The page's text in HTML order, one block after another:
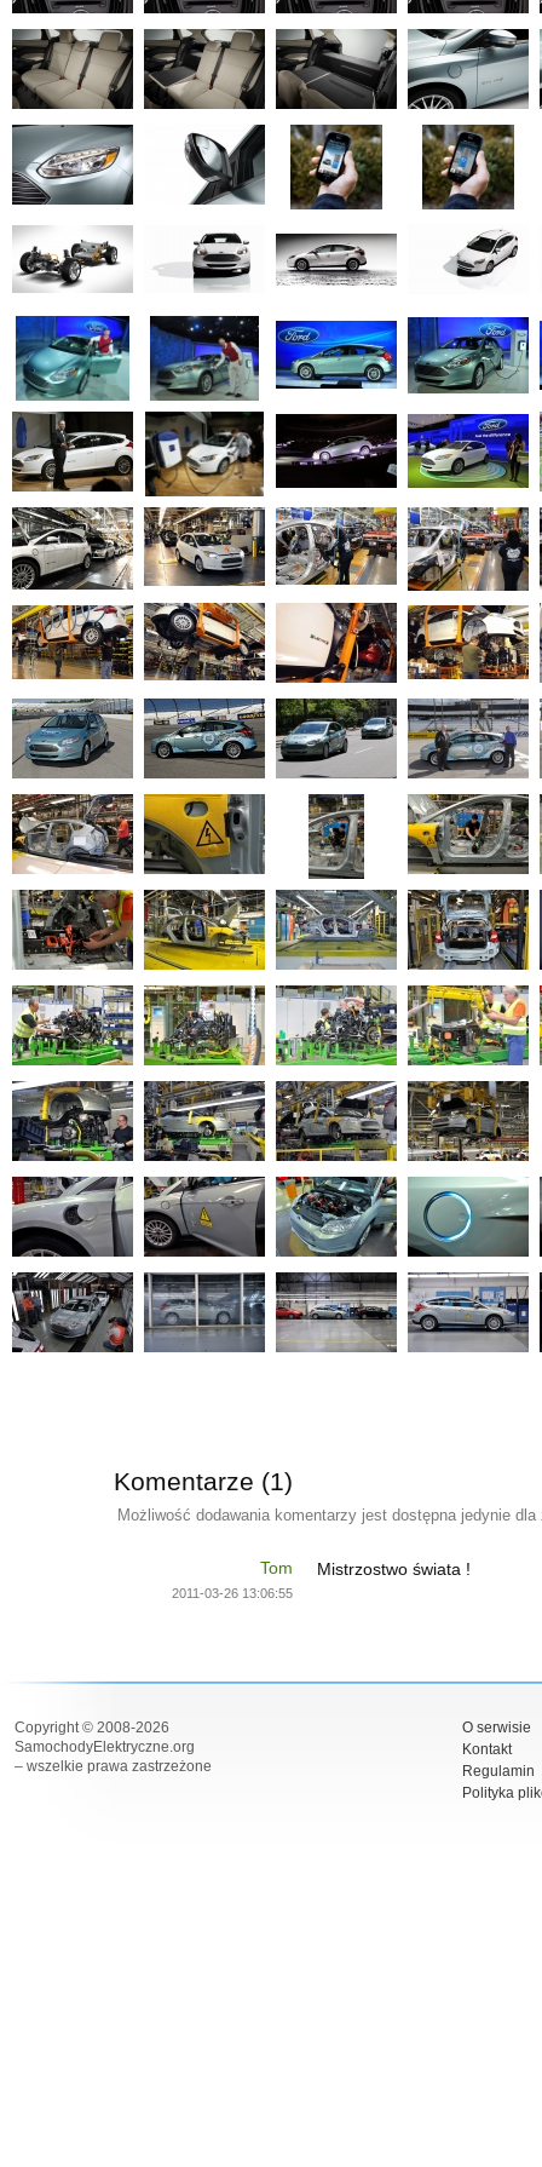
Komentarze (1)
Możliwość dodawania komentarzy jest dostępna jedynie
Tom
2011-03-26 13:06:55
Mistrzostwo świata !
Copyright © 2008-2026
SamochodyElektryczne.org
– wszelkie prawa zastrzeżone
O serwisie
Kontakt
Regulamin
Polityka